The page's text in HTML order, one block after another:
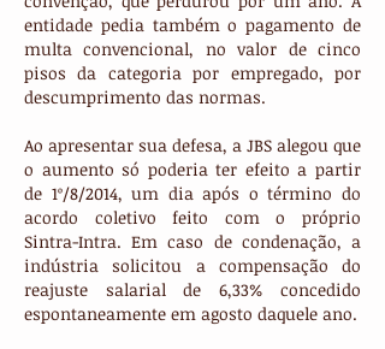
entidade pedia também o pagamento de
multa convencional, no valor de cinco
pisos da categoria por empregado, por
descumprimento das normas.
Ao apresentar sua defesa, a JBS alegou que
o aumento só poderia ter efeito a partir
de 1º/8/2014, um dia após o término do
acordo coletivo feito com o próprio
Sintra-Intra. Em caso de condenação, a
indústria solicitou a compensação do
reajuste salarial de 6,33% concedido
espontaneamente em agosto daquele ano.